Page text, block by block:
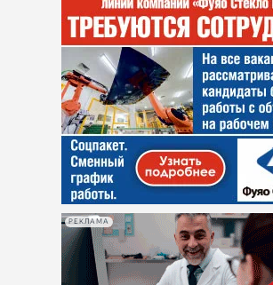
РЕКЛАМА